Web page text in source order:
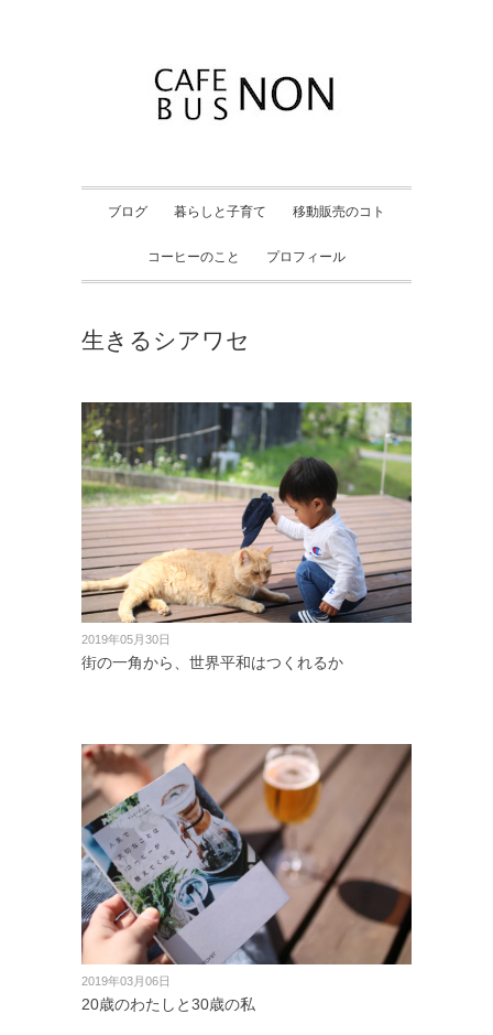
ブログ 暮らしと子育て 移動販売のコト
コーヒーのこと プロフィール
生きるシアワセ
2019年05月30日
街の一角から、世界平和はつくれるか
2019年03月06日
20歳のわたしと30歳の私